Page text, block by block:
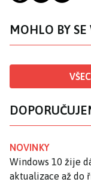
MOHLO BY
NOVINKY
Windows 10 žije
aktualizace až do